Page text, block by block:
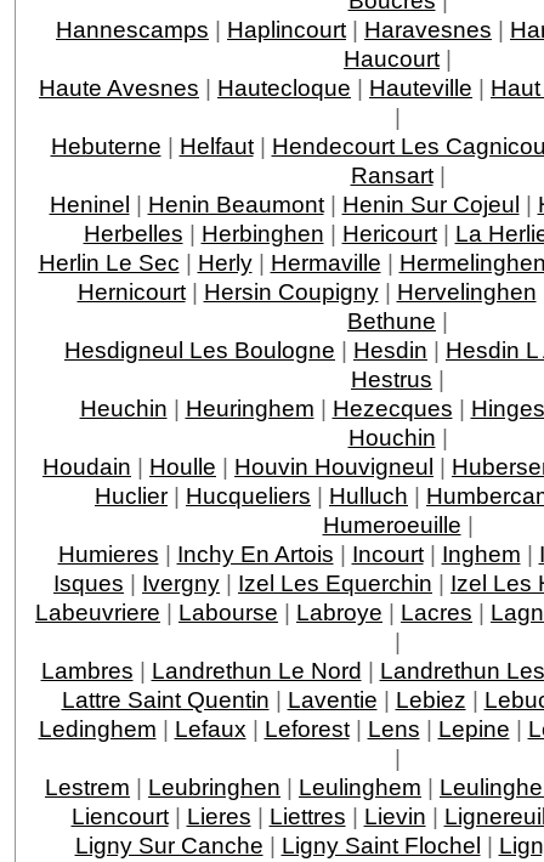
Hannescamps | Haplincourt | Haravesnes |
Haucourt |
Haute Avesnes | Hautecloque | Hauteville |
|
Hebuterne | Helfaut| Hendecourt Les
Ransart|
Heninel | Henin Beaumont| Henin Sur Cojeul |
Herbelles | Herbinghen | Hericourt| La
Herlin Le Sec | Herly| Hermaville |
Hernicourt| Hersin Coupigny| Hervelinghen
Bethune |
Hesdigneul Les Boulogne | Hesdin | Hesdin L
Hestrus |
Heuchin | Heuringhem | Hezecques | Hinges
Houchin |
Houdain | Houlle | Houvin Houvigneul |
Huclier | Hucqueliers | Hulluch |
Humeroeuille |
Humieres | Inchy En Artois | Incourt| Inghem |
Isques | Ivergny | Izel Les Equerchin | Izel Les
Labeuvriere | Labourse | Labroye | Lacres |
|
Lambres | Landrethun Le Nord | Landrethun
Lattre Saint Quentin | Laventie | Lebiez |
Ledinghem | Lefaux | Leforest| Lens | Lepine |
|
Lestrem | Leubringhen | Leulinghem |
Liencourt| Lieres | Liettres | Lievin |
Ligny Sur Canche | Ligny Saint Flochel |